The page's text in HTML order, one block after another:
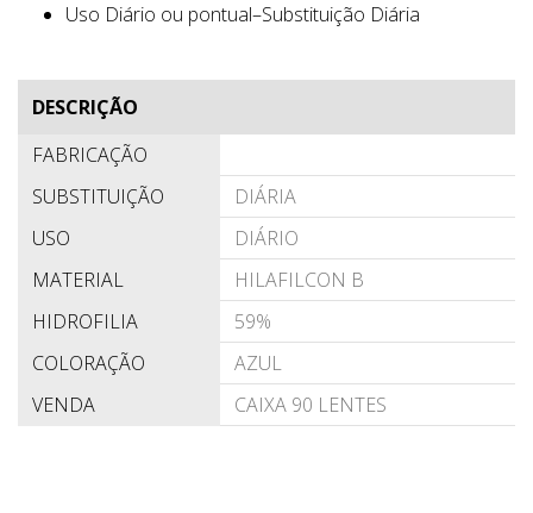
Uso Diário ou pontual–Substituição Diária
DESCRIÇÃO
FABRICAÇÃO
SUBSTITUIÇÃO
DIÁRIA
USO
DIÁRIO
MATERIAL
HILAFILCON B
HIDROFILIA
59%
COLORAÇÃO
AZUL
VENDA
CAIXA 90 LENTES